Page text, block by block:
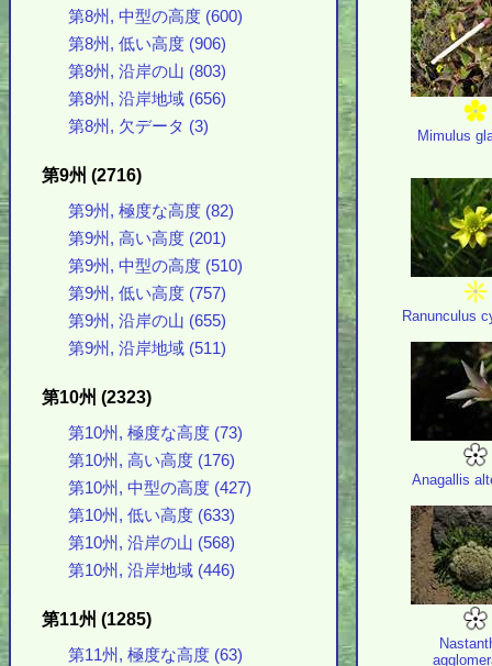
第8州, 中型の高度 (600)
第8州, 低い高度 (906)
第8州, 沿岸の山 (803)
第8州, 沿岸地域 (656)
第8州, 欠データ (3)
第9州 (2716)
第9州, 極度な高度 (82)
第9州, 高い高度 (201)
第9州, 中型の高度 (510)
第9州, 低い高度 (757)
第9州, 沿岸の山 (655)
第9州, 沿岸地域 (511)
第10州 (2323)
第10州, 極度な高度 (73)
第10州, 高い高度 (176)
第10州, 中型の高度 (427)
第10州, 低い高度 (633)
第10州, 沿岸の山 (568)
第10州, 沿岸地域 (446)
第11州 (1285)
第11州, 極度な高度 (63)
Mimulus
Ranunculus
Anagallis